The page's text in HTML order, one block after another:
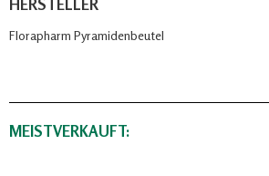
HERSTELLER
Florapharm Pyramidenbeutel
MEISTVERKAUFT: